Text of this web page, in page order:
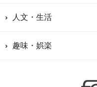
人文・生活
趣味・娯楽